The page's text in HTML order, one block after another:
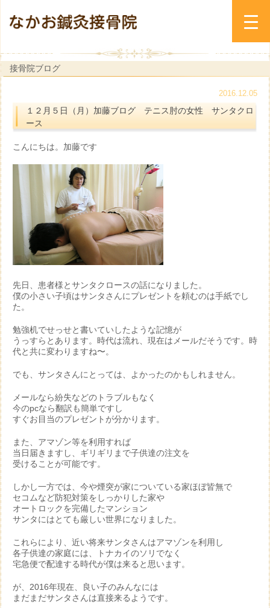
接骨院ブログ
2016.12.05
１２月５日（月）加藤ブログ テニス肘の女性 サンタクロ
ース
こんにちは。加藤です
先日、患者様とサンタクロースの話になりました。
僕の小さい子頃はサンタさんにプレゼントを頼むのは手紙でし
た。
勉強机でせっせと書いていしたような記憶が
うっすらとあります。時代は流れ、現在はメールだそうです。時
代と共に変わりますね〜。
でも、サンタさんにとっては、よかったのかもしれません。
メールなら紛失などのトラブルもなく
今のpcなら翻訳も簡単ですし
すぐお目当のプレゼントが分かります。
また、アマゾン等を利用すれば
当日届きますし、ギリギリまで子供達の注文を
受けることが可能です。
しかし一方では、今や煙突が家についている家ほぼ皆無で
セコムなど防犯対策をしっかりした家や
オートロックを完備したマンション
サンタにはとても厳しい世界になりました。
これらにより、近い将来サンタさんはアマゾンを利用し
各子供達の家庭には、トナカイのソリでなく
宅急便で配達する時代が僕は来ると思います。
が、2016年現在、良い子のみんなには
まだまだサンタさんは直接来るようです。